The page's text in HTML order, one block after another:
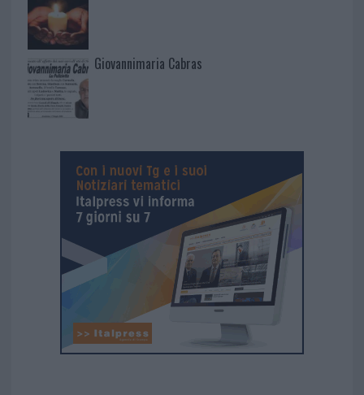
Giovannimaria Cabras